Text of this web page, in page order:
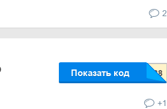
2
Показать код
+1